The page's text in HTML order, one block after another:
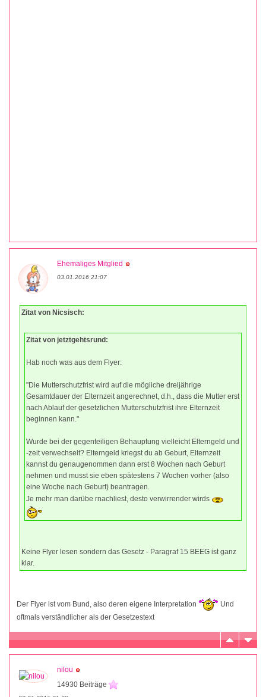
Ehemaliges Mitglied
03.01.2016 21:07
Zitat von Nicsisch:
Zitat von jetztgehtsrund:
Hab noch was aus dem Flyer:
"Die Mutterschutzfrist wird auf die mögliche dreijährige
Gesamtdauer der Elternzeit angerechnet, d.h., dass die Mutter erst
nach Ablauf der gesetzlichen Mutterschutzfrist ihre Elternzeit
beginnen kann."
Wurde bei der gegenteiligen Behauptung vielleicht Elterngeld und
-zeit verwechselt? Elterngeld kriegst du ab Geburt, Elternzeit
kannst du genaugenommen dann erst 8 Wochen nach Geburt
nehmen und musst sie eben spätestens 7 Wochen vorher (also
eine Woche nach Geburt) beantragen.
Je mehr man darübe rnachliest, desto verwirrender wirds
Keine Flyer lesen sondern das Gesetz - Paragraf 15 BEEG ist ganz
klar.
Der Flyer ist vom Bund, also deren eigene Interpretation
Und
oftmals verständlicher als der Gesetzestext
nilou
14930 Beiträge